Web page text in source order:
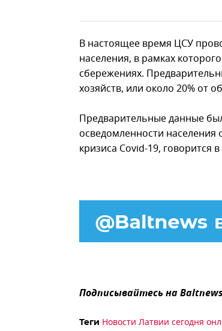
В настоящее время ЦСУ
населения, в рамках
сбережениях.
хозяйств, или около 20% от
Предварительные данные
осведомленности населения
кризиса Covid-19, говорится
Подписывайтесь на
Теги Новости Латвии сегодня